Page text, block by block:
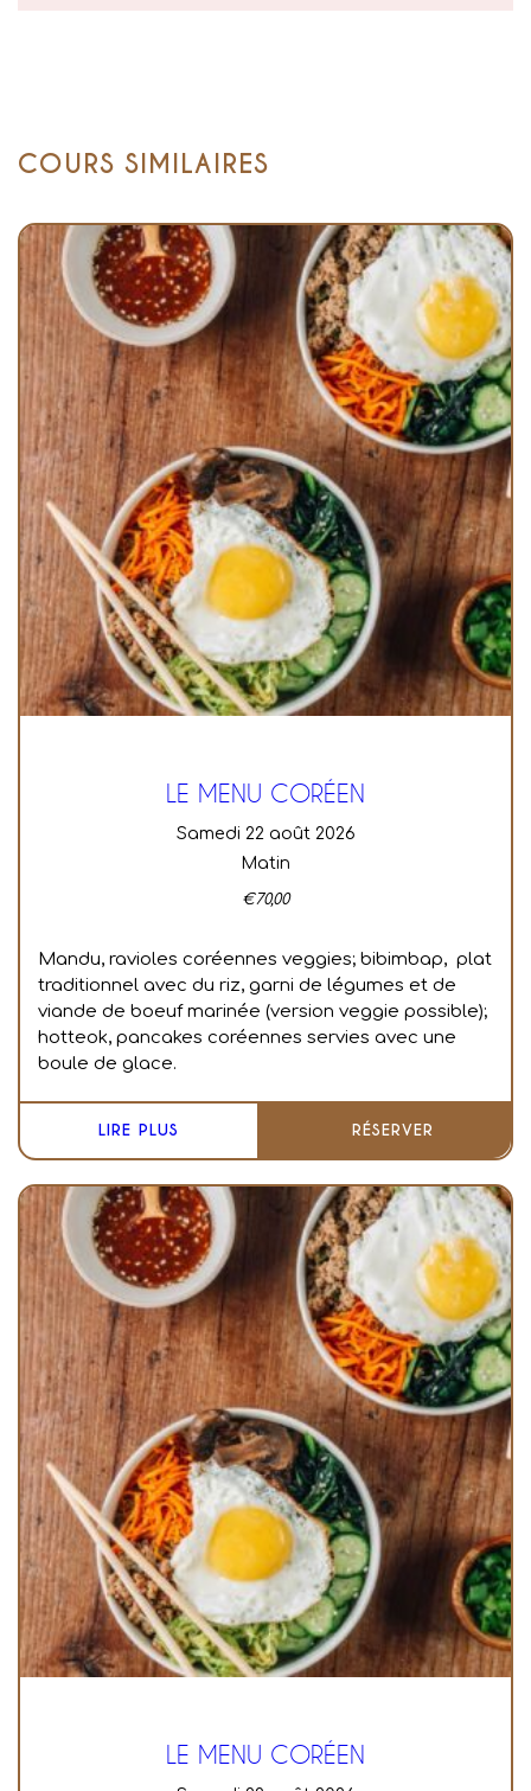
COURS SIMILAIRES
LE MENU CORÉEN
samedi 22 août 2026
Matin
€70,00
Mandu, ravioles coréennes veggies; bibimbap, plat
traditionnel avec du riz, garni de légumes et de
viande de boeuf marinée (version veggie possible);
hotteok, pancakes coréennes servies avec une
boule de glace.
LIRE PLUS RÉSERVER
LE MENU CORÉEN